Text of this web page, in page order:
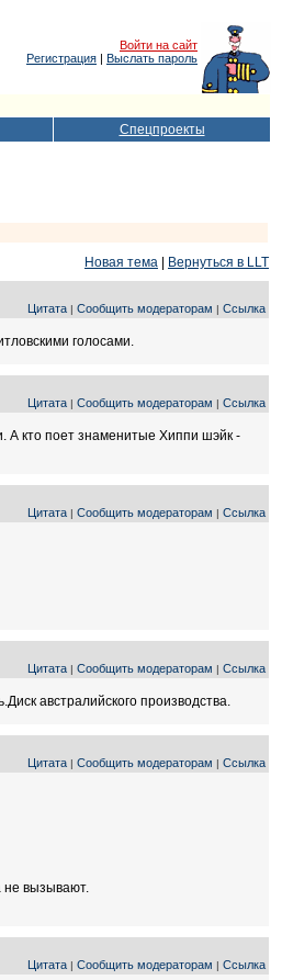
Войти на сайт
Регистрация | Выслать пароль
Спецпроекты
Новая тема
Вернуться в LLT
Цитата | Сообщить модераторам | Ссылка
голосами.
Цитата | Сообщить модераторам | Ссылка
А кто поет знаменитые Хиппи шэйк -
Цитата | Сообщить модераторам | Ссылка
Цитата | Сообщить модераторам | Ссылка
австралийского производства.
Цитата | Сообщить модераторам | Ссылка
не вызывают.
Цитата | Сообщить модераторам | Ссылка